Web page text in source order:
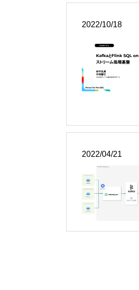
2022/10/18
2022/04/21